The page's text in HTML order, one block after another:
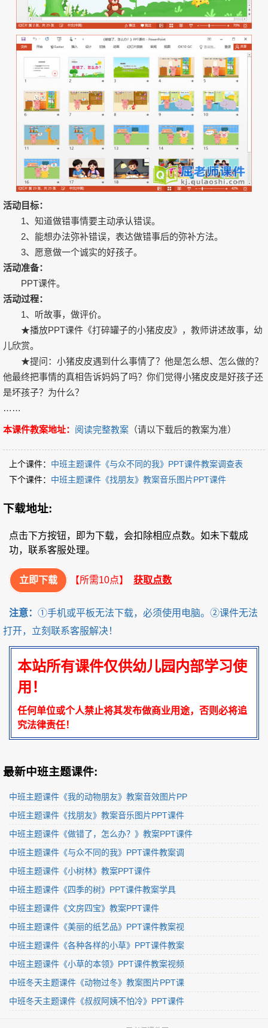
活动目标：
1、知道做错事情要主动承认错误。
2、能想办法弥补错误，表达做错事后的弥补方法。
3、愿意做一个诚实的好孩子。
活动准备：
PPT课件。
活动过程：
1、听故事，做评价。
★播放PPT课件《打碎罐子的小猪皮皮》，教师讲述故事，幼
儿欣赏。
★提问：小猪皮皮遇到什么事情了？他是怎么想、怎么做的？
他最终把事情的真相告诉妈妈了吗？你们觉得小猪皮皮是好孩子还
是坏孩子？为什么？
……
本课件教案地址： 阅读完整教案 （请以下载后的教案为准）
上个课件： 中班主题课件《与众不同的我》PPT课件教案调查表
下个课件： 中班主题课件《找朋友》教案音乐图片PPT课件
下载地址:
点击下方按钮，即为下载，会扣除相应点数。如未下载成
功，联系客服处理。
立即下载 【所需10点】 获取点数
注意： ①手机或平板无法下载，必须使用电脑。②课件无法
打开，立刻联系客服解决！
本站所有课件仅供幼儿园内部学习使
用！
任何单位或个人禁止将其发布做商业用途，否则必将追
究法律责任！
最新中班主题课件:
中班主题课件《我的动物朋友》教案音效图片PP
中班主题课件《找朋友》教案音乐图片PPT课件
中班主题课件《做错了，怎么办？》教案PPT课件
中班主题课件《与众不同的我》PPT课件教案调
中班主题课件《小树林》教案PPT课件
中班主题课件《四季的树》PPT课件教案学具
中班主题课件《文房四宝》教案PPT课件
中班主题课件《美丽的纸艺品》PPT课件教案视
中班主题课件《各种各样的小草》PPT课件教案
中班主题课件《小草的本领》PPT课件教案视频
中班冬天主题课件《动物过冬》教案图片PPT课
中班冬天主题课件《叔叔阿姨不怕冷》PPT课件